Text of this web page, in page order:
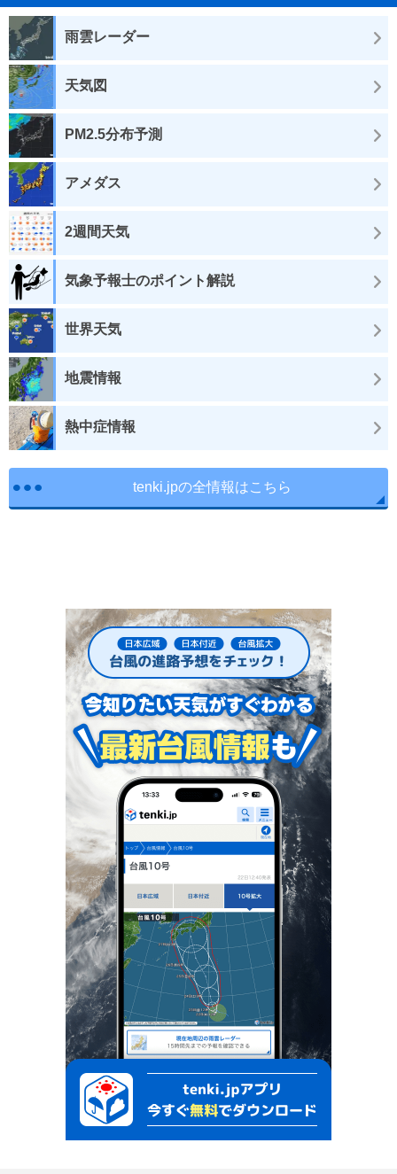
雨雲レーダー
天気図
PM2.5分布予測
アメダス
2週間天気
気象予報士のポイント解説
世界天気
地震情報
熱中症情報
tenki.jpの全情報はこちら